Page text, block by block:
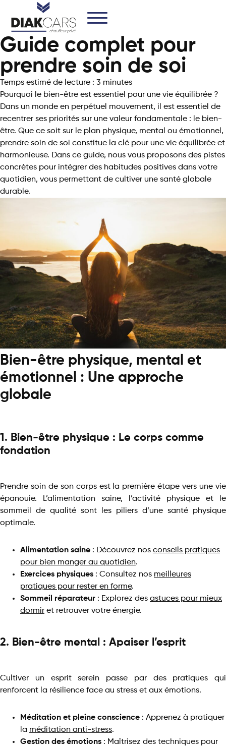
Guide complet pour
prendre soin de soi
Temps estimé de lecture : 3 minutes
Pourquoi le bien-être est essentiel pour une vie équilibrée ?
Dans un monde en perpétuel mouvement, il est essentiel de
recentrer ses priorités sur une valeur fondamentale : le bien-
être. Que ce soit sur le plan physique, mental ou émotionnel,
prendre soin de soi constitue la clé pour une vie équilibrée et
harmonieuse. Dans ce guide, nous vous proposons des pistes
concrètes pour intégrer des habitudes positives dans votre
quotidien, vous permettant de cultiver une santé globale
durable.
Bien-être physique, mental et
émotionnel : Une approche
globale
1. Bien-être physique : Le corps comme
fondation
Prendre soin de son corps est la première étape vers une vie
épanouie. L’alimentation saine, l’activité physique et le
sommeil de qualité sont les piliers d’une santé physique
optimale.
Alimentation saine : Découvrez nos conseils pratiques
pour bien manger au quotidien.
Exercices physiques : Consultez nos meilleures
pratiques pour rester en forme.
Sommeil réparateur : Explorez des astuces pour mieux
dormir et retrouver votre énergie.
2. Bien-être mental : Apaiser l’esprit
Cultiver un esprit serein passe par des pratiques qui
renforcent la résilience face au stress et aux émotions.
Méditation et pleine conscience : Apprenez à pratiquer
la méditation anti-stress.
Gestion des émotions : Maîtrisez des techniques pour